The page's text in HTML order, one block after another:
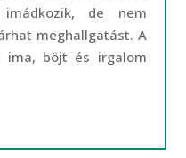
de nem
meghallgatást. A
ima, böjt és irgalom